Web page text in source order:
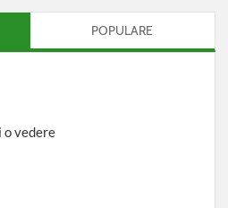
POPULARE
o vedere